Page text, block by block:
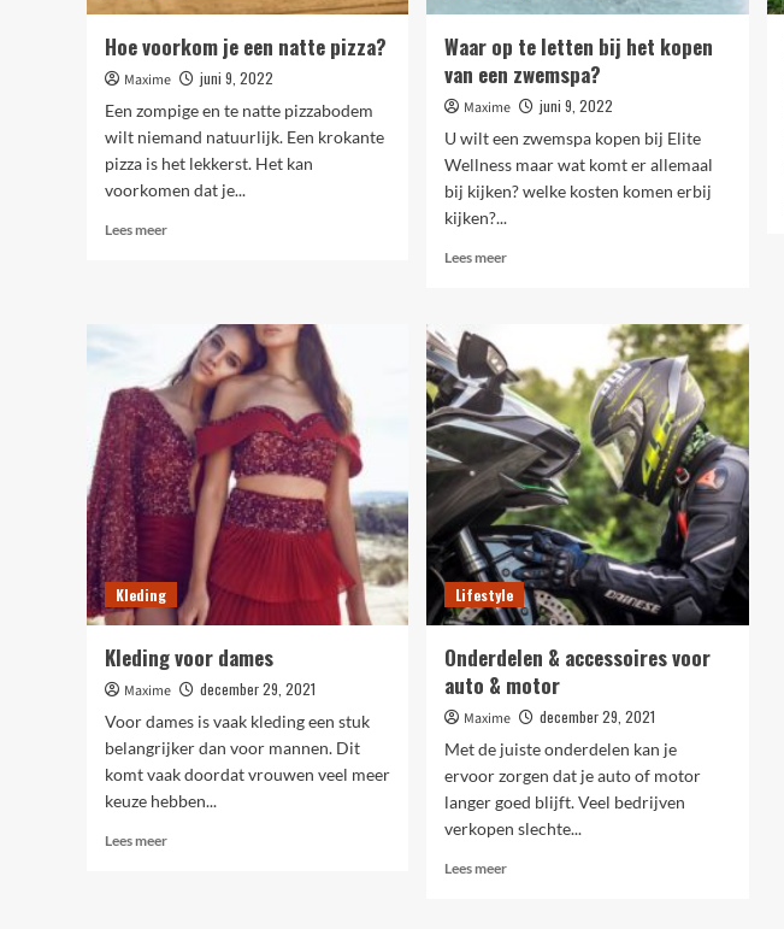
Hoe voorkom je een natte pizza?
Maxime
juni 9, 2022
Een zompige en te natte pizzabodem
wilt niemand natuurlijk. Een krokante
pizza is het lekkerst. Het kan
voorkomen dat je...
Lees meerLees
een
natte
pizza?
Waar op te letten bij het kopen
van een zwemspa?
Maxime
juni 9, 2022
U wilt een zwemspa kopen bij Elite
Wellness maar wat komt er allemaal
bij kijken? welke kosten komen erbij
kijken?...
Lees meerLees
te
letten
bij
het
kopen
van
een
zwemspa?
Kleding
Kleding voor dames
Maxime
december 29, 2021
Voor dames is vaak kleding een stuk
belangrijker dan voor mannen. Dit
komt vaak doordat vrouwen veel meer
keuze hebben...
Lees meerLees
Lifestyle
Onderdelen & accessoires voor
auto & motor
Maxime
december 29, 2021
Met de juiste onderdelen kan je
ervoor zorgen dat je auto of motor
langer goed blijft. Veel bedrijven
verkopen slechte...
Lees meerLees